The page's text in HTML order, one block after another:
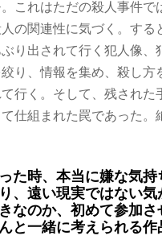
これはただの殺人事件
の関連性に気づく。す
り出されて行く犯人像
り、情報を集め、殺し
行く。そして、残され
仕組まれた罠であった
た時、本当に嫌な気
、遠い現実ではない
なのか、初めて参加
と一緒に考えられる